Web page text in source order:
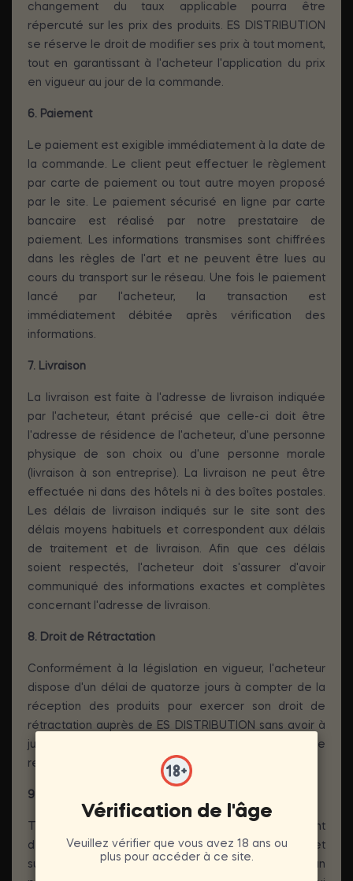
changement du taux applicable pourra être
répercuté sur les prix des produits. ES DISTRIBUTION
se réserve le droit de modifier ses prix à tout moment,
tout en garantissant à l'acheteur l'application du prix
en vigueur au jour de la commande.
6. Paiement
Le paiement est exigible immédiatement à la date de
la commande. Le client peut effectuer le règlement
par carte de paiement ou tout autre moyen proposé
par le site. Le paiement sécurisé en ligne par carte
bancaire est réalisé par notre prestataire de
paiement. Les informations transmises sont chiffrées
dans les règles de l'art et ne peuvent être lues au
cours du transport sur le réseau. Une fois le paiement
lancé par l'acheteur, la transaction est
immédiatement débitée après vérification des
informations.
7. Livraison
La livraison est faite à l'adresse de livraison indiquée
par l'acheteur, étant précisé que celle-ci doit être
l'adresse de résidence de l'acheteur, d'une personne
physique de son choix ou d'une personne morale
(livraison à son entreprise). La livraison ne peut être
effectuée ni dans des hôtels ni à des boîtes postales.
Les délais de livraison indiqués sur le site sont des
délais moyens habituels et correspondent aux délais
de traitement et de livraison. Afin que ces délais
soient respectés, l'acheteur doit s'assurer d'avoir
communiqué des informations exactes et complètes
concernant l'adresse de livraison.
8. Droit de Rétractation
Conformément à la législation en vigueur, l'acheteur
dispose d'un délai de quatorze jours à compter de la
réception des produits pour exercer son droit de
rétractation auprès de ES DISTRIBUTION sans avoir à
justifier de motifs ni à payer de pénalité. Les frais de
retour seront à la charge de l'acheteur.
9. Garantie des Produits
Tous les produits fournis par le vendeur bénéficient
de la garantie légale prévue par les articles 1641 et
suivants du Code civil. En cas de non-conformité d'un
Vérification de l'âge
Veuillez vérifier que vous avez 18 ans ou
plus pour accéder à ce site.